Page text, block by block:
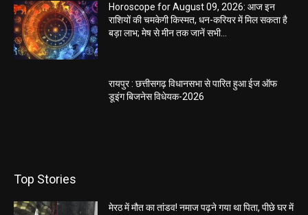
Horoscope for August 09, 2026: आज इन
राशियों की चमकेगी किस्मत, धन-करियर में मिल सकता है
बड़ा लाभ; मेष से मीन तक जानें सभी...
रायपुर : छत्तीसगढ़ विधानसभा से पारित हुआ ईज ऑफ
डूइंग बिजनेस विधेयक-2026
Top Stories
मेरठ में मौत का तांडव! नमाज पढ़ने गया था पिता, पीछे घर में